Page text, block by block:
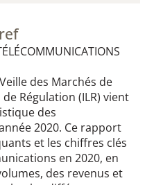
des Marchés de
Régulation (ILR) vient
des
2020. Ce rapport
et les chiffres clés
en 2020, en
des revenus et